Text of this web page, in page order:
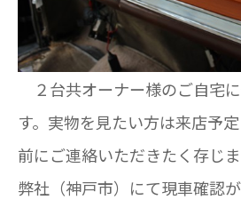
２台共オーナー様のご自宅
す。実物を見たい方は来店予
前にご連絡いただきたく存じ
弊社（神戸市）にて現車確認